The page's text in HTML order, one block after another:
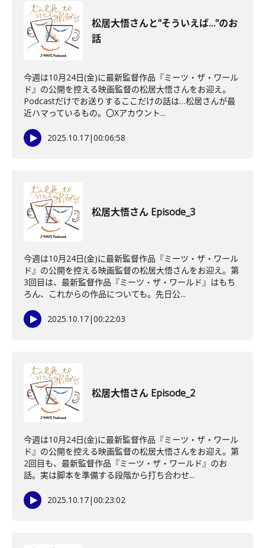
松居大悟さんと"そういえば…"のお
話
今週は10月24日(金)に最新監督作品『ミーツ・ザ・ワール
ド』の公開を控える映画監督の松居大悟さんをお迎え。
Podcastだけでお送りするここだけの話は…松居さんが最
近ハマっているもの。〇Xアカウント...
2025.10.17|00:06:58
松居大悟さん Episode_3
今週は10月24日(金)に最新監督作品『ミーツ・ザ・ワール
ド』の公開を控える映画監督の松居大悟さんをお迎え。第
3回目は、最新監督作品『ミーツ・ザ・ワールド』はもち
ろん、これからの作品についても。先日公...
2025.10.17|00:22:03
松居大悟さん Episode_2
今週は10月24日(金)に最新監督作品『ミーツ・ザ・ワール
ド』の公開を控える映画監督の松居大悟さんをお迎え。第
2回目も、最新監督作品『ミーツ・ザ・ワールド』のお
話。実は脚本を準備する段階から打ち合わせ...
2025.10.17|00:23:02